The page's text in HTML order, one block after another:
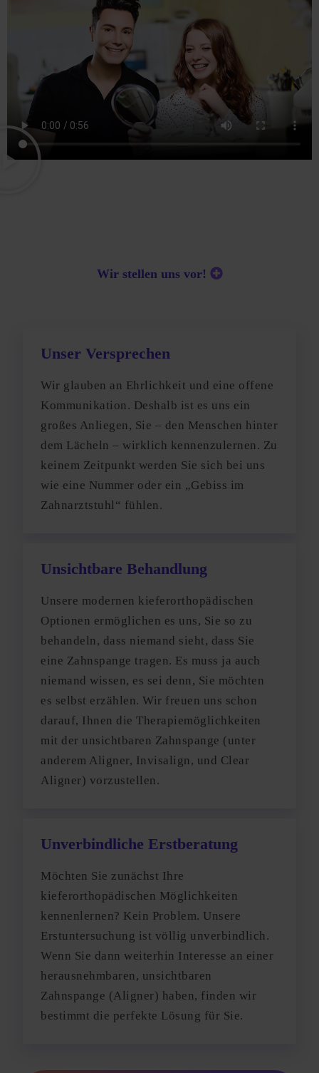
Wir stellen uns vor!
Unser Versprechen
Wir glauben an Ehrlichkeit und eine offene
Kommunikation. Deshalb ist es uns ein
großes Anliegen, Sie – den Menschen hinter
dem Lächeln – wirklich kennenzulernen. Zu
keinem Zeitpunkt werden Sie sich bei uns
wie eine Nummer oder ein „Gebiss im
Zahnarztstuhl“ fühlen.
Unsichtbare Behandlung
Unsere modernen kieferorthopädischen
Optionen ermöglichen es uns, Sie so zu
behandeln, dass niemand sieht, dass Sie
eine Zahnspange tragen. Es muss ja auch
niemand wissen, es sei denn, Sie möchten
es selbst erzählen. Wir freuen uns schon
darauf, Ihnen die Therapiemöglichkeiten
mit der unsichtbaren Zahnspange (unter
anderem Aligner, Invisalign, und Clear
Aligner) vorzustellen.
Unverbindliche Erstberatung
Möchten Sie zunächst Ihre
kieferorthopädischen Möglichkeiten
kennenlernen? Kein Problem. Unsere
Erstuntersuchung ist völlig unverbindlich.
Wenn Sie dann weiterhin Interesse an einer
herausnehmbaren, unsichtbaren
Zahnspange (Aligner) haben, finden wir
bestimmt die perfekte Lösung für Sie.